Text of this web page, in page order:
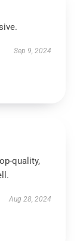
Sep 9, 2024
quality,
Aug 28, 2024